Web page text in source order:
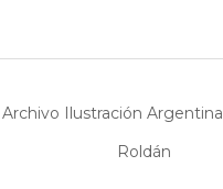
Archivo Ilustración Argentina
Roldán